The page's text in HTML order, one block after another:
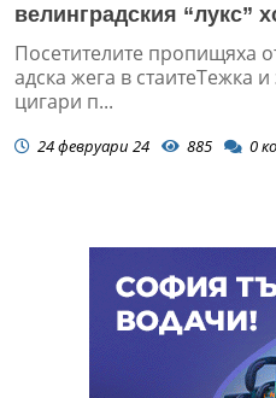
велинградския “лукс”
собственост на
Синковецът му
кол...
Посетителите пропищяха
адска жега в стаитеТежка
цигари п...
24 февруари 24 885 0